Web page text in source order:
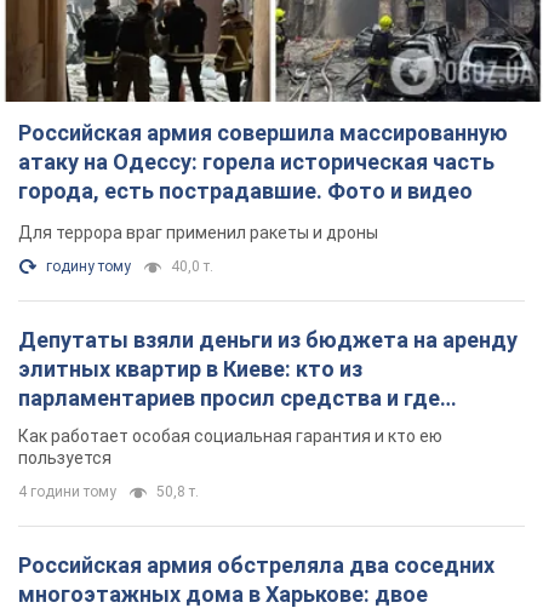
Российская армия совершила массированную
атаку на Одессу: горела историческая часть
города, есть пострадавшие. Фото и видео
Для террора враг применил ракеты и дроны
годину тому 40,0 т.
Депутаты взяли деньги из бюджета на аренду
элитных квартир в Киеве: кто из
парламентариев просил средства и где
поселился
Как работает особая социальная гарантия и кто ею
пользуется
4 години тому 50,8 т.
Российская армия обстреляла два соседних
многоэтажных дома в Харькове: двое